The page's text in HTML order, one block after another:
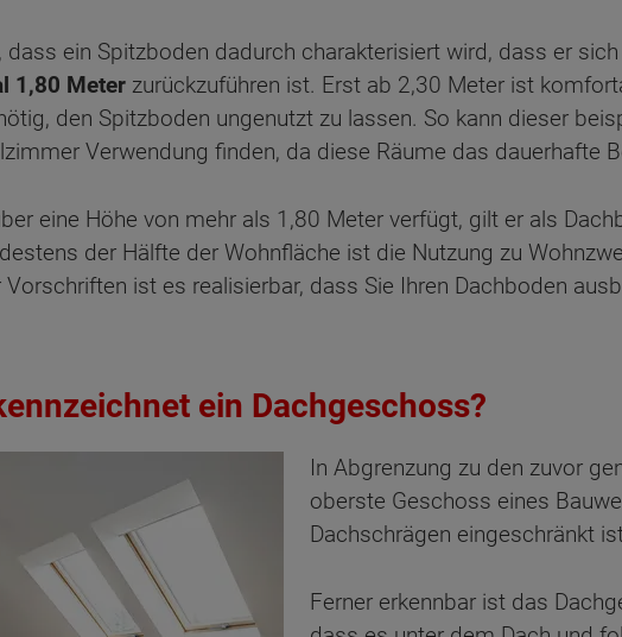
ein Spitzboden dadurch charakterisiert wird, dass er
1,80 Meter zurückzuführen ist. Erst ab 2,30 Meter ist
den Spitzboden ungenutzt zu lassen. So kann dieser
Verwendung finden, da diese Räume das dauerhafte
eine Höhe von mehr als 1,80 Meter verfügt, gilt er als
der Hälfte der Wohnfläche ist die Nutzung zu
ist es realisierbar, dass Sie Ihren Dachboden
ein Dachgeschoss?
In Abgrenzung zu den zuvor
oberste Geschoss eines
Dachschrägen eingeschränkt
Ferner erkennbar ist das